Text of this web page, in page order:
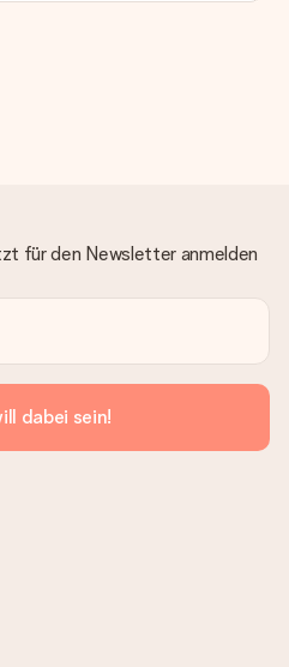
für den Newsletter anmelden
dabei sein!